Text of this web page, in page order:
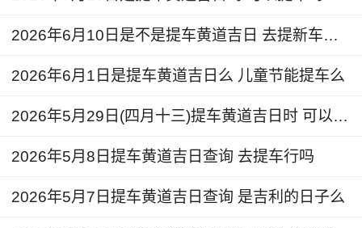
2026年6月10日是不是提车黄道吉日 去提新车好吗
2026年6月1日是提车黄道吉日么 儿童节能提车么
2026年5月29日(四月十三)提车黄道吉日时 可以提车吗
2026年5月8日提车黄道吉日查询 去提车行吗
2026年5月7日提车黄道吉日查询 是吉利的日子么